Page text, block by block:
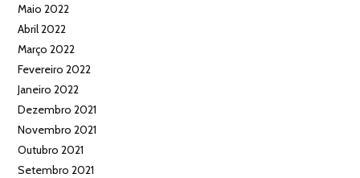
Maio 2022
Abril 2022
Março 2022
Fevereiro 2022
Janeiro 2022
Dezembro 2021
Novembro 2021
Outubro 2021
Setembro 2021